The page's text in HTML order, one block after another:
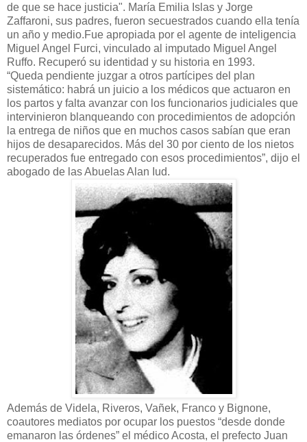
de que se hace justicia". María Emilia Islas y Jorge
Zaffaroni, sus padres, fueron secuestrados cuando ella tenía
un año y medio.Fue apropiada por el agente de inteligencia
Miguel Angel Furci, vinculado al imputado Miguel Angel
Ruffo. Recuperó su identidad y su historia en 1993.
“Queda pendiente juzgar a otros partícipes del plan
sistemático: habrá un juicio a los médicos que actuaron en
los partos y falta avanzar con los funcionarios judiciales que
intervinieron blanqueando con procedimientos de adopción
la entrega de niños que en muchos casos sabían que eran
hijos de desaparecidos. Más del 30 por ciento de los nietos
recuperados fue entregado con esos procedimientos”, dijo el
abogado de las Abuelas Alan Iud.
Además de Videla, Riveros, Vañek, Franco y Bignone,
coautores mediatos por ocupar los puestos “desde donde
emanaron las órdenes” el médico Acosta, el prefecto Juan